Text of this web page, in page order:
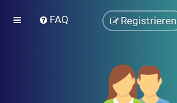
FAQ Registrieren